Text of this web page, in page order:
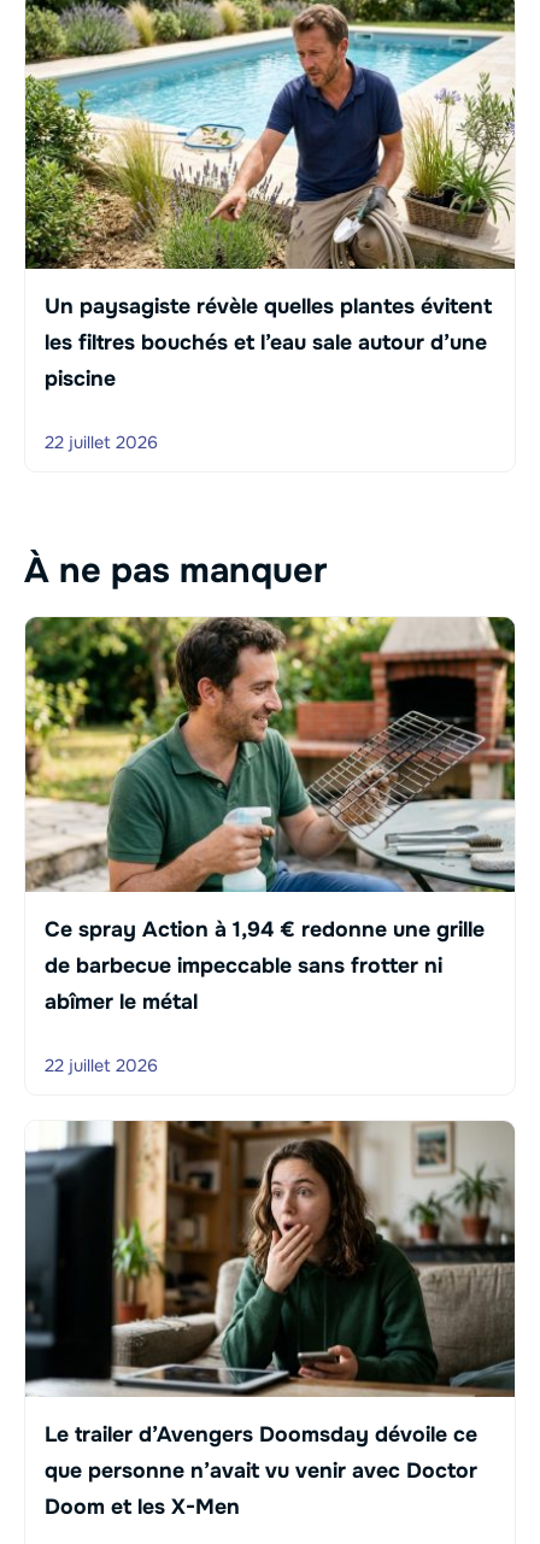
Un paysagiste révèle quelles plantes évitent
les filtres bouchés et l’eau sale autour d’une
piscine
22 juillet 2026
À ne pas manquer
Ce spray Action à 1,94 € redonne une grille
de barbecue impeccable sans frotter ni
abîmer le métal
22 juillet 2026
Le trailer d’Avengers Doomsday dévoile ce
que personne n’avait vu venir avec Doctor
Doom et les X-Men